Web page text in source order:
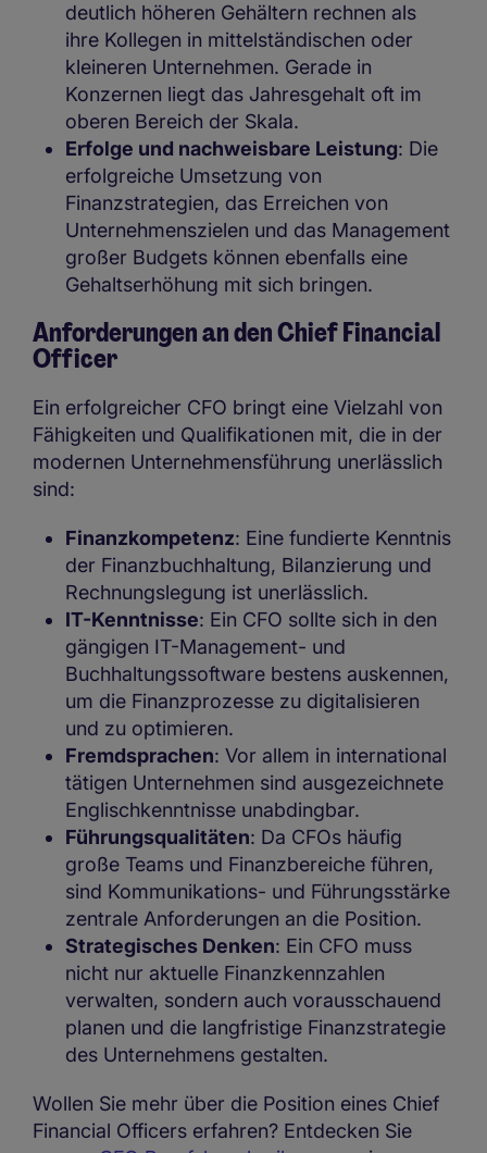
deutlich höheren Gehältern rechnen als
ihre Kollegen in mittelständischen oder
kleineren Unternehmen. Gerade in
Konzernen liegt das Jahresgehalt oft im
oberen Bereich der Skala.
Erfolge und nachweisbare Leistung: Die
erfolgreiche Umsetzung von
Finanzstrategien, das Erreichen von
Unternehmenszielen und das Management
großer Budgets können ebenfalls eine
Gehaltserhöhung mit sich bringen.
Anforderungen an den Chief Financial
Officer
Ein erfolgreicher CFO bringt eine Vielzahl von
Fähigkeiten und Qualifikationen mit, die in der
modernen Unternehmensführung unerlässlich
sind:
Finanzkompetenz: Eine fundierte Kenntnis
der Finanzbuchhaltung, Bilanzierung und
Rechnungslegung ist unerlässlich.
IT-Kenntnisse: Ein CFO sollte sich in den
gängigen IT-Management- und
Buchhaltungssoftware bestens auskennen,
um die Finanzprozesse zu digitalisieren
und zu optimieren.
Fremdsprachen: Vor allem in international
tätigen Unternehmen sind ausgezeichnete
Englischkenntnisse unabdingbar.
Führungsqualitäten: Da CFOs häufig
große Teams und Finanzbereiche führen,
sind Kommunikations- und Führungsstärke
zentrale Anforderungen an die Position.
Strategisches Denken: Ein CFO muss
nicht nur aktuelle Finanzkennzahlen
verwalten, sondern auch vorausschauend
planen und die langfristige Finanzstrategie
des Unternehmens gestalten.
Wollen Sie mehr über die Position eines Chief
Financial Officers erfahren? Entdecken Sie